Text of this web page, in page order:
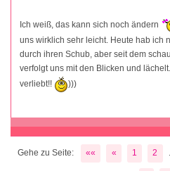
Ich weiß, das kann sich noch ändern
uns wirklich sehr leicht. Heute hab ich
durch ihren Schub, aber seit dem
verfolgt uns mit den Blicken und
verliebt!!
)))
Gehe zu Seite: «« « 1 2